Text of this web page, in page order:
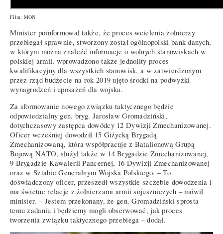
Film: MON
Minister poinformował także, że proces wcielenia żołnierzy
przebiegał sprawnie, stworzony został ogólnopolski bank danych,
w którym można znaleźć informacje o wolnych stanowiskach w
polskiej armii, wprowadzono także jednolity proces
kwalifikacyjny dla wszystkich stanowisk, a w zatwierdzonym
przez rząd budżecie na rok 2019 ujęto środki na podwyżki
wynagrodzeń i uposażeń dla wojska.
Za sformowanie nowego związku taktycznego będzie
odpowiedzialny gen. bryg. Jarosław Gromadziński,
dotychczasowy zastępca dowódcy 12 Dywizji Zmechanizowanej.
Oficer wcześniej dowodził 15 Giżycką Brygadą
Zmechanizowaną, która współpracuje z Batalionową Grupą
Bojową NATO, służył także w 14 Brygadzie Zmechanizowanej,
9 Brygadzie Kawalerii Pancernej, 16 Dywizji Zmechanizowanej
oraz w Sztabie Generalnym Wojska Polskiego. – To
doświadczony oficer, przeszedł wszystkie szczeble dowodzenia i
ma świetne relacje z żołnierzami armii sojuszniczych – mówił
minister. – Jestem przekonany, że gen. Gromadziński sprosta
temu zadaniu i będziemy mogli obserwować, jak proces
tworzenia związku taktycznego przebiega – dodał.